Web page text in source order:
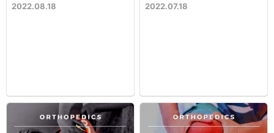
2022.08.18
2022.07.18